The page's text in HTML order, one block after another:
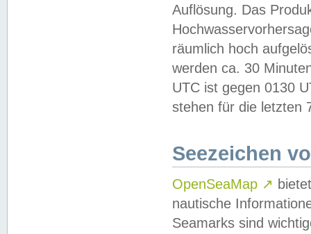
Auflösung. Das
räumlich hoch
werden ca. 30
UTC ist gegen 0130
stehen für die letzten
Seezeichen
OpenSeaMap ↗
nautische
Seamarks sind